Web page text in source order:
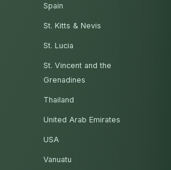
Spain
St. Kitts & Nevis
St. Lucia
St. Vincent and the
Grenadines
Thailand
United Arab Emirates
USA
Vanuatu